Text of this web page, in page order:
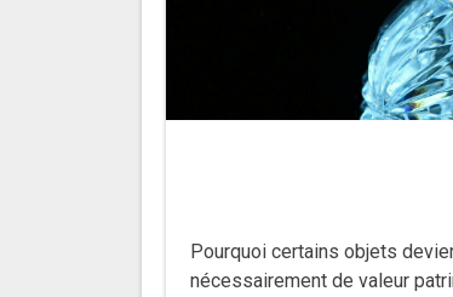
Pourquoi certains objets
nécessairement de valeur